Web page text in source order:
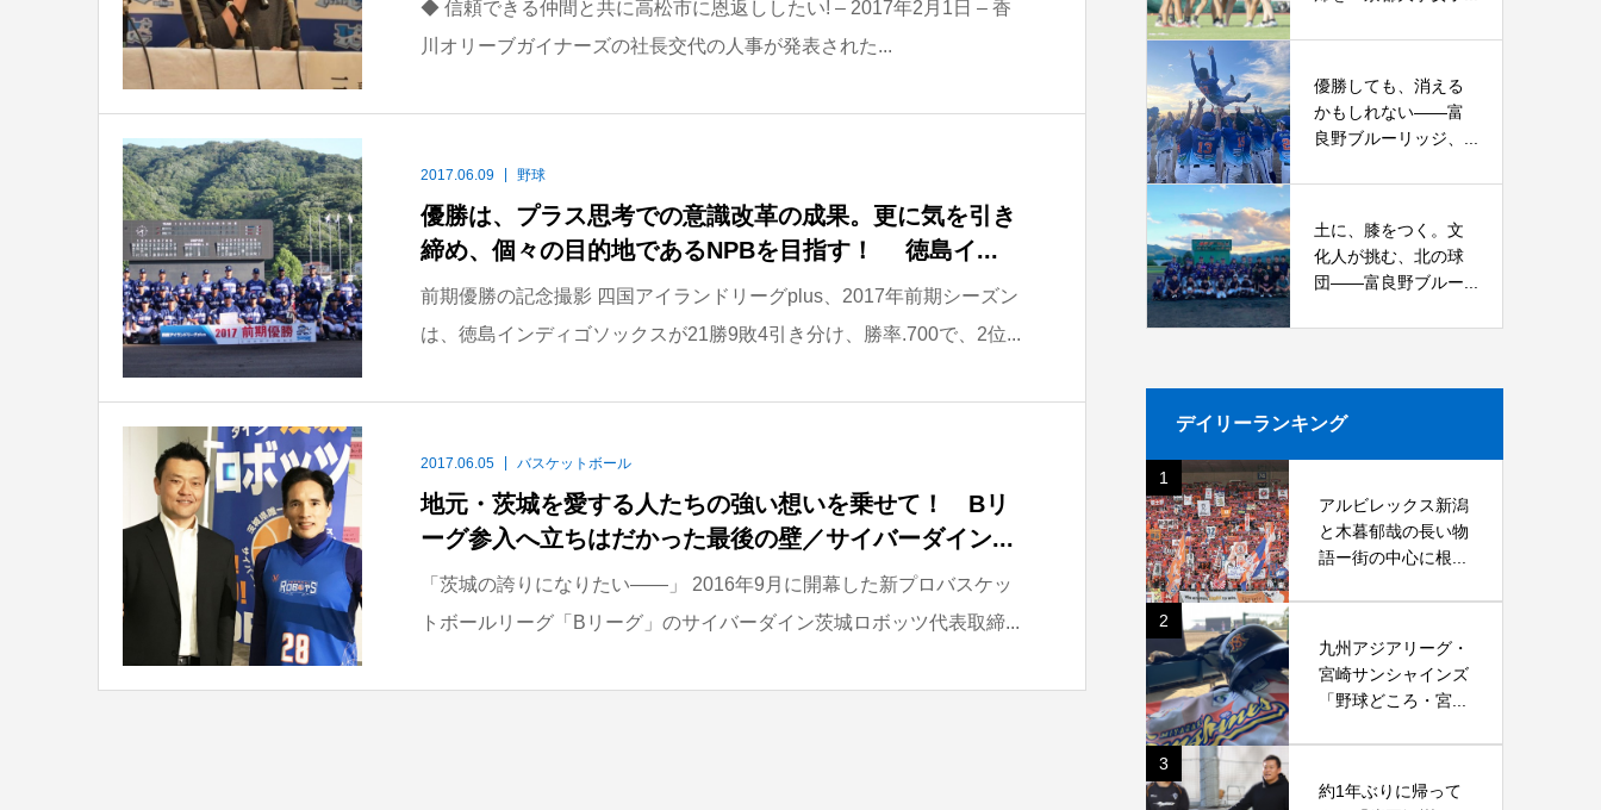
◆ 信頼できる仲間と共に高松市に恩返ししたい! – 2017年2月1日 – 香
川オリーブガイナーズの社長交代の人事が発表された...
2017.06.09 野球
優勝は、プラス思考での意識改革の成果。更に気を引き
締め、個々の目的地であるNPBを目指す！ 徳島イ...
前期優勝の記念撮影 四国アイランドリーグplus、2017年前期シーズン
は、徳島インディゴソックスが21勝9敗4引き分け、勝率.700で、2位...
2017.06.05 バスケットボール
地元・茨城を愛する人たちの強い想いを乗せて！ Bリ
ーグ参入へ立ちはだかった最後の壁／サイバーダイン...
「茨城の誇りになりたい――」 2016年9月に開幕した新プロバスケッ
トボールリーグ「Bリーグ」のサイバーダイン茨城ロボッツ代表取締...
優勝しても、消える
かもしれない――富
良野ブルーリッジ、...
土に、膝をつく。文
化人が挑む、北の球
団――富良野ブルー...
デイリーランキング
1
アルビレックス新潟
と木暮郁哉の長い物
語ー街の中心に根...
2
九州アジアリーグ・
宮崎サンシャインズ
「野球どころ・宮...
3
約1年ぶりに帰って